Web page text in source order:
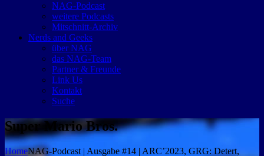
NAG-Podcast
weitere Podcasts
Mitschnitt-Archiv
Nerds and Geeks
über NAG
das NAG-Team
Partner & Freunde
Link Us
Kontakt
Suche
Super Mario Bros.
HomeNAG-Podcast | Ausgabe #14 | ARC’2023, GRG: Detert,